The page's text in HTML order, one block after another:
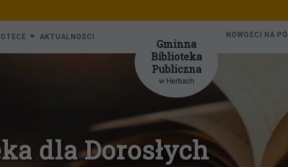
AKTUALNOŚCI
Gminna
Biblioteka
Publiczna
w Herbach
NOWOŚCI NA
dla Dorosłych